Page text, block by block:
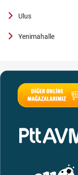
Ulus
Yenimahalle